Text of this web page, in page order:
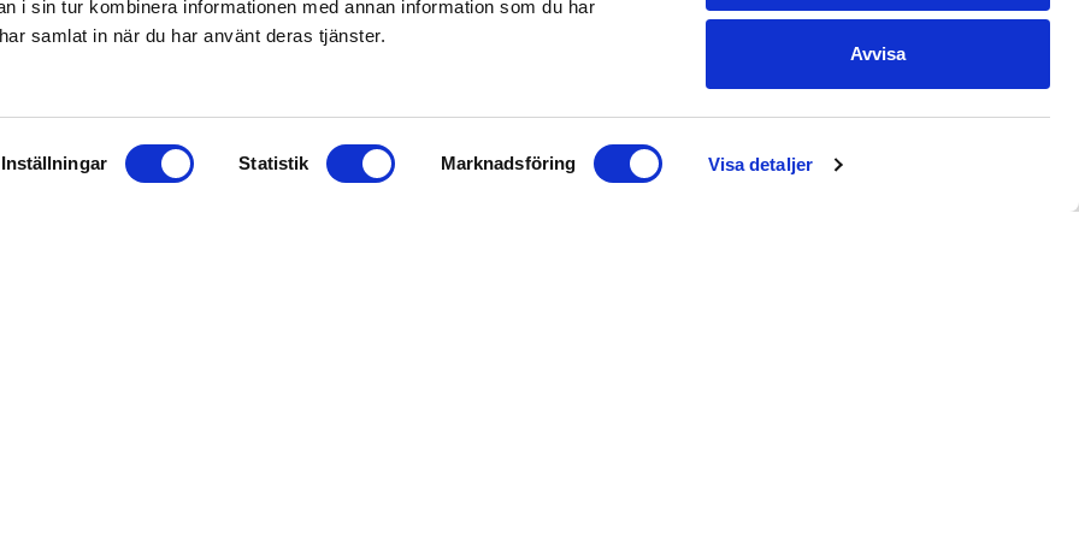
i sin tur kombinera informationen med annan information som du har
samlat in när du har använt deras tjänster.
Inställningar Statistik Marknadsföring Visa detaljer
Avvisa
planerade och oplanerade servicearbeten på Inkga Centres fastigheter – Birsta